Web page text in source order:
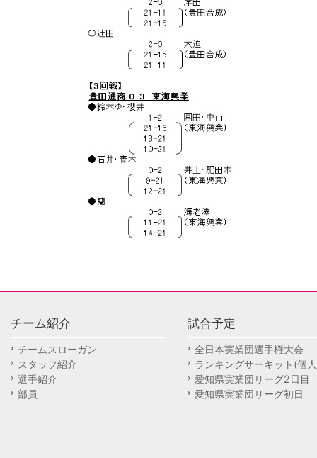
チーム紹介
チームスローガン
スタッフ紹介
選手紹介
部員
試合予定
全日本実業団選手権大会
ランキングサーキット(個
愛知県実業団リーグ2日目
愛知県実業団リーグ初日